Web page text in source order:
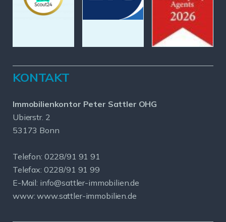
KONTAKT
Immobilienkontor Peter Sattler OHG
Ubierstr. 2
53173 Bonn
Telefon: 0228/91 91 91
Telefax: 0228/91 91 99
E-Mail: info@sattler-immobilien.de
www: www.sattler-immobilien.de